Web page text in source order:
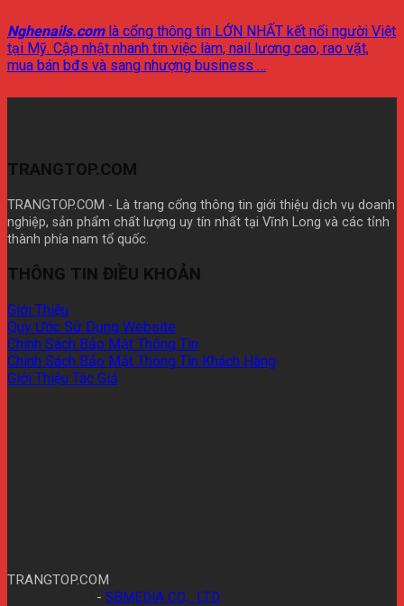
Nghenails.comlà cổng thông tin LỚN NHẤT kết nối người Việt
tại Mỹ. Cập nhật nhanh tin việc làm, nail lương cao, rao vặt,
mua bán bđs và sang nhượng business …
TRANGTOP.COM
TRANGTOP.COM - Là trang cổng thông tin giới thiệu dịch vụ doanh
nghiệp, sản phẩm chất lượng uy tín nhất tại Vĩnh Long và các tỉnh
thành phía nam tổ quốc.
THÔNG TIN ĐIỀU KHOẢN
Giới Thiệu
Quy Ước Sử Dụng Website
Chính Sách Bảo Mật Thông Tin
Chính Sách Bảo Mật Thông Tin Khách Hàng
Giới Thiệu Tác Giả
TRANGTOP.COM
- SBMEDIA CO,.. LTD